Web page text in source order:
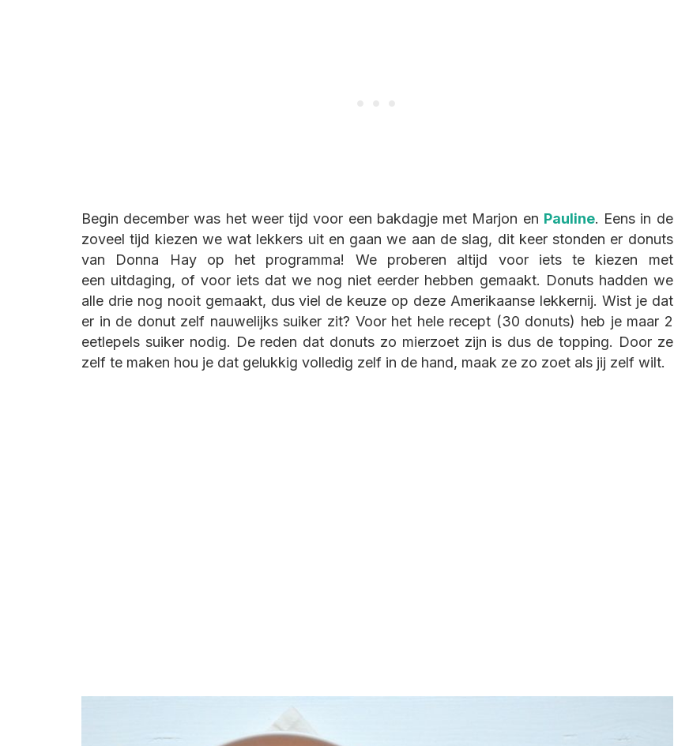
Begin december was het weer tijd voor een bakdagje met Marjon en Pauline. Eens in de
zoveel tijd kiezen we wat lekkers uit en gaan we aan de slag, dit keer stonden er donuts
van Donna Hay op het programma! We proberen altijd voor iets te kiezen met
een uitdaging, of voor iets dat we nog niet eerder hebben gemaakt. Donuts hadden we
alle drie nog nooit gemaakt, dus viel de keuze op deze Amerikaanse lekkernij. Wist je dat
er in de donut zelf nauwelijks suiker zit? Voor het hele recept (30 donuts) heb je maar 2
eetlepels suiker nodig. De reden dat donuts zo mierzoet zijn is dus de topping. Door ze
zelf te maken hou je dat gelukkig volledig zelf in de hand, maak ze zo zoet als jij zelf wilt.